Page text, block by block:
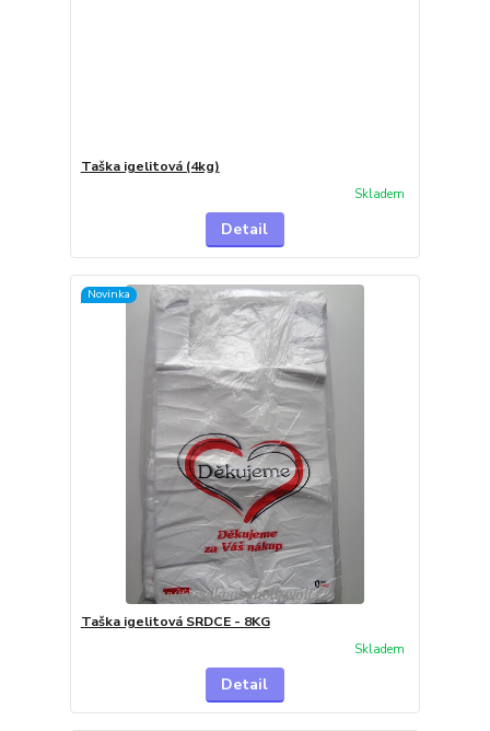
Taška igelitová (4kg)
Skladem
Detail
Novinka
Taška igelitová SRDCE - 8KG
Skladem
Detail